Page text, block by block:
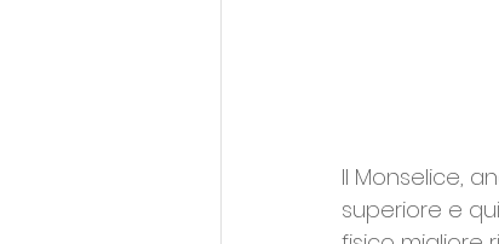
Il Monselice,
superiore e